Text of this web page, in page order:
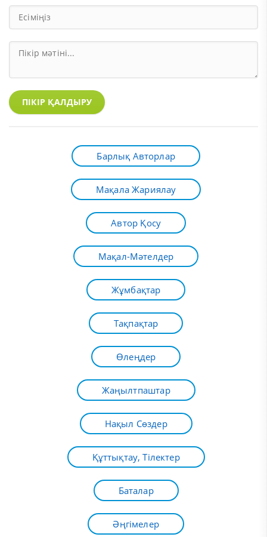
ПІКІР ҚАЛДЫРУ
Барлық Авторлар
Мақала Жариялау
Автор Қосу
Мақал-Мәтелдер
Жұмбақтар
Тақпақтар
Өлеңдер
Жаңылтпаштар
Нақыл Сөздер
Құттықтау, Тілектер
Баталар
Әңгімелер